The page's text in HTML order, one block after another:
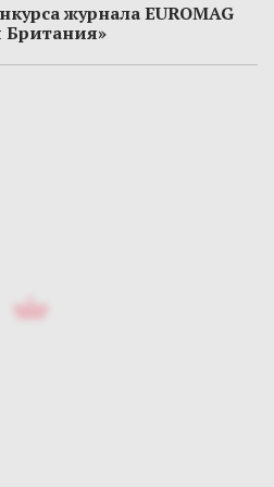
журнала EUROMAG
Британия»